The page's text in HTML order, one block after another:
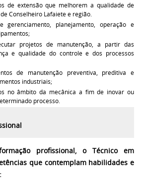
de extensão que melhorem a qualidade de
Conselheiro Lafaiete e região.
gerenciamento, planejamento, operação e
projetos de manutenção, a partir das
e qualidade do controle e dos processos
de manutenção preventiva, preditiva e
industriais;
no âmbito da mecânica a fim de inovar ou
processo.
profissional, o Técnico em
que contemplam habilidades e